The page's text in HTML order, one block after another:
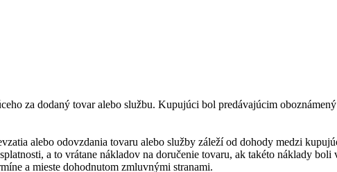
za dodaný tovar alebo službu. Kupujúci bol predávajúcim
alebo odovzdania tovaru alebo služby záleží od dohody medzi
a to vrátane nákladov na doručenie tovaru, ak takéto náklady boli
a mieste dohodnutom zmluvnými stranami.